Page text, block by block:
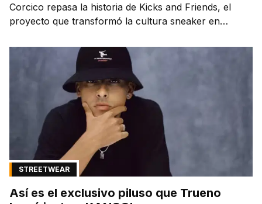
Corcico repasa la historia de Kicks and Friends, el
proyecto que transformó la cultura sneaker en
STREETWEAR
Así es el exclusivo piluso que Trueno